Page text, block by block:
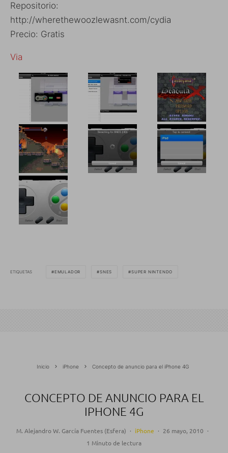
Repositorio:
http://wherethewoozlewasnt.com/cydia
Precio: Gratis
Via
ETIQUETAS EMULADOR SNES SUPER NINTENDO
Inicio iPhone Concepto de anuncio para el iPhone 4G
CONCEPTO DE ANUNCIO PARA EL
IPHONE 4G
M. Alejandro W. García Fuentes (Esfera) · iPhone · 26 mayo, 2010 ·
1 Minuto de lectura